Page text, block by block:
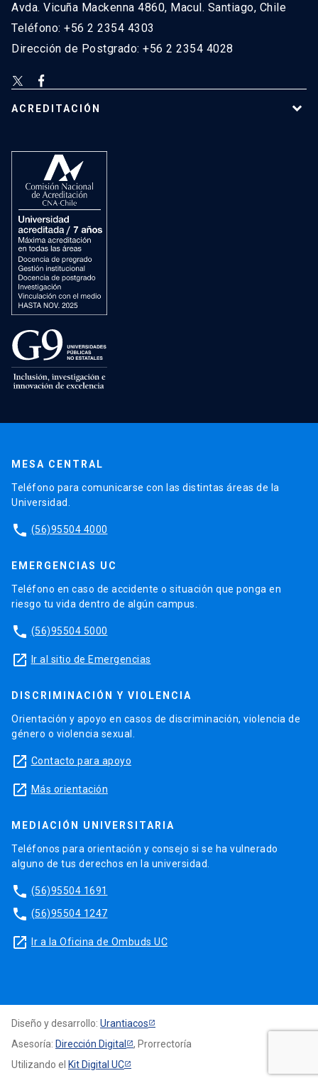
Avda. Vicuña Mackenna 4860, Macul. Santiago, Chile
Teléfono: +56 2 2354 4303
Dirección de Postgrado: +56 2 2354 4028
ACREDITACIÓN
MESA CENTRAL
Teléfono para comunicarse con las distintas áreas de la
Universidad.
phone (56)95504 4000
EMERGENCIAS UC
Teléfono en caso de accidente o situación que ponga en
riesgo tu vida dentro de algún campus.
phone (56)95504 5000
launch Ir al sitio de Emergencias
DISCRIMINACIÓN Y VIOLENCIA
Orientación y apoyo en casos de discriminación, violencia de
género o violencia sexual.
launch Contacto para apoyo
launch Más orientación
MEDIACIÓN UNIVERSITARIA
Teléfonos para orientación y consejo si se ha vulnerado
alguno de tus derechos en la universidad.
phone (56)95504 1691
phone (56)95504 1247
launch Ir a la Oficina de Ombuds UC
Diseño y desarrollo: Urantiacos
Asesoría: Dirección Digital
, Prorrectoría
Utilizando el Kit Digital UC